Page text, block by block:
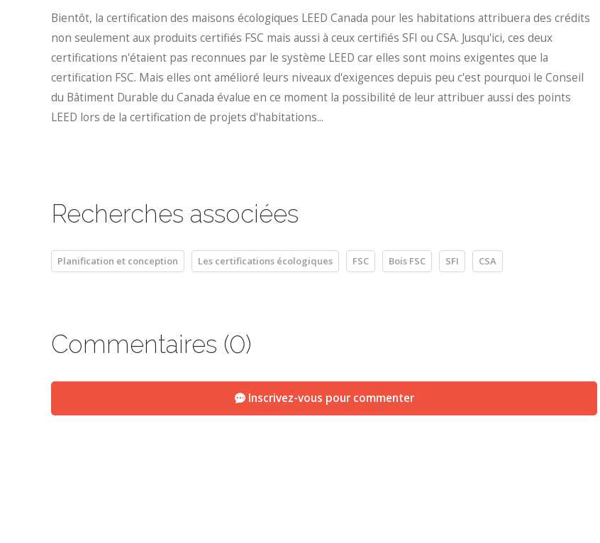
Bientôt, la certification des maisons écologiques LEED Canada pour les habitations attribuera des crédits
non seulement aux produits certifiés FSC mais aussi à ceux certifiés SFI ou CSA. Jusqu'ici, ces deux
certifications n'étaient pas reconnues par le système LEED car elles sont moins exigentes que la
certification FSC. Mais elles ont amélioré leurs niveaux d'exigences depuis peu c'est pourquoi le Conseil
du Bâtiment Durable du Canada évalue en ce moment la possibilité de leur attribuer aussi des points
LEED lors de la certification de projets d'habitations...
Recherches associées
Planification et conception Les certifications écologiques FSC Bois FSC SFI CSA
Commentaires (0)
Inscrivez-vous pour commenter